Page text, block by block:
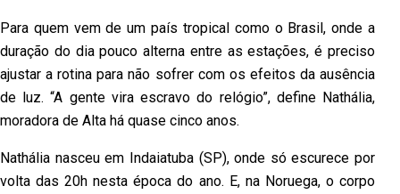
Para quem vem de um país tropical como o Brasil, onde a
duração do dia pouco alterna entre as estações, é preciso
ajustar a rotina para não sofrer com os efeitos da ausência
de luz. “A gente vira escravo do relógio”, define Nathália,
moradora de Alta há quase cinco anos.
Nathália nasceu em Indaiatuba (SP), onde só escurece por
volta das 20h nesta época do ano. E, na Noruega, o corpo